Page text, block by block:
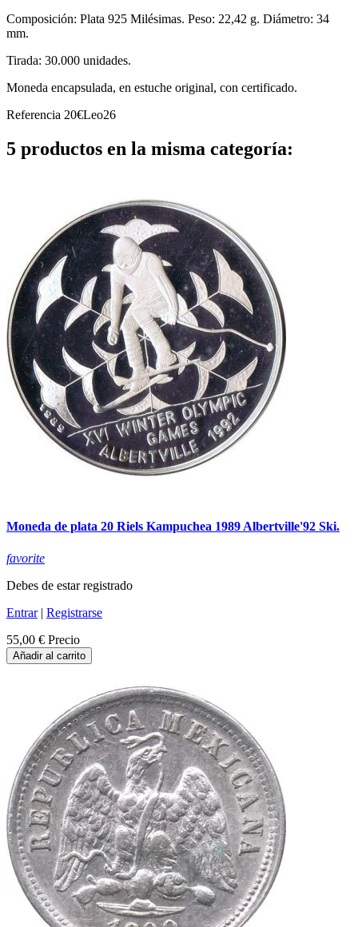
Composición: Plata 925 Milésimas. Peso: 22,42 g. Diámetro: 34
mm.
Tirada: 30.000 unidades.
Moneda encapsulada, en estuche original, con certificado.
Referencia 20€Leo26
5 productos en la misma categoría:
Moneda de plata 20 Riels Kampuchea 1989 Albertville'92 Ski.
favorite
Debes de estar registrado
Entrar| Registrarse
55,00 € Precio
Añadir al carrito